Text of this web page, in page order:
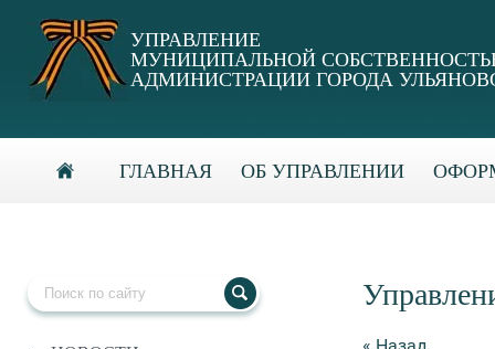
УПРАВЛЕНИЕ
МУНИЦИПАЛЬНОЙ
АДМИНИСТРАЦИИ ГОРОДА
ГЛАВНАЯ ОБ УПРАВЛЕНИИ